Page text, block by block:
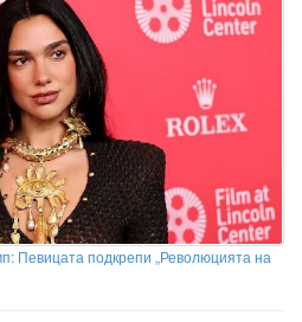
Певицата подкрепи „Революцията на